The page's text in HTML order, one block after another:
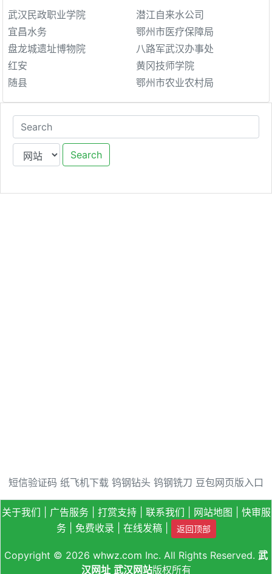
武汉民政职业学院
潜江自来水公司
宜昌水务
鄂州市医疗保障局
盘龙城遗址博物院
八路军武汉办事处
红安
黄冈技师学院
随县
鄂州市农业农村局
Search
短信验证码 纸飞机下载 钨钢钻头 钨钢铣刀 豆包网页版入口
关于我们 广告服务| 打赏支持| 联系我们 网站地图
快审服
务| 免费收录 在线发稿| 返回顶部
Copyright © 2026 whwz.com Inc. All Rights Reserved. 武
汉网址 武汉网站版权所有